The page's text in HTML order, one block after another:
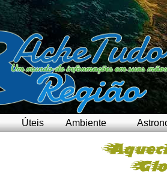
Úteis Ambiente